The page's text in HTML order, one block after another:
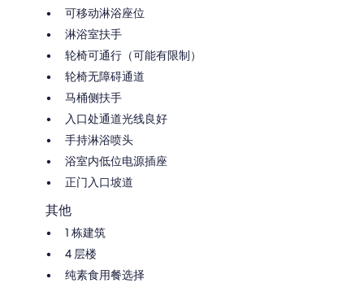
可移动淋浴座位
淋浴室扶手
轮椅可通行（可能有限制）
轮椅无障碍通道
马桶侧扶手
入口处通道光线良好
手持淋浴喷头
浴室内低位电源插座
正门入口坡道
其他
1 栋建筑
4 层楼
纯素食用餐选择